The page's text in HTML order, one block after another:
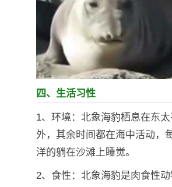
四、生活习性
1、环境：北象海豹栖息在东
外，其余时间都在海中活动，
洋的躺在沙滩上睡觉。
2、食性：北象海豹是肉食性